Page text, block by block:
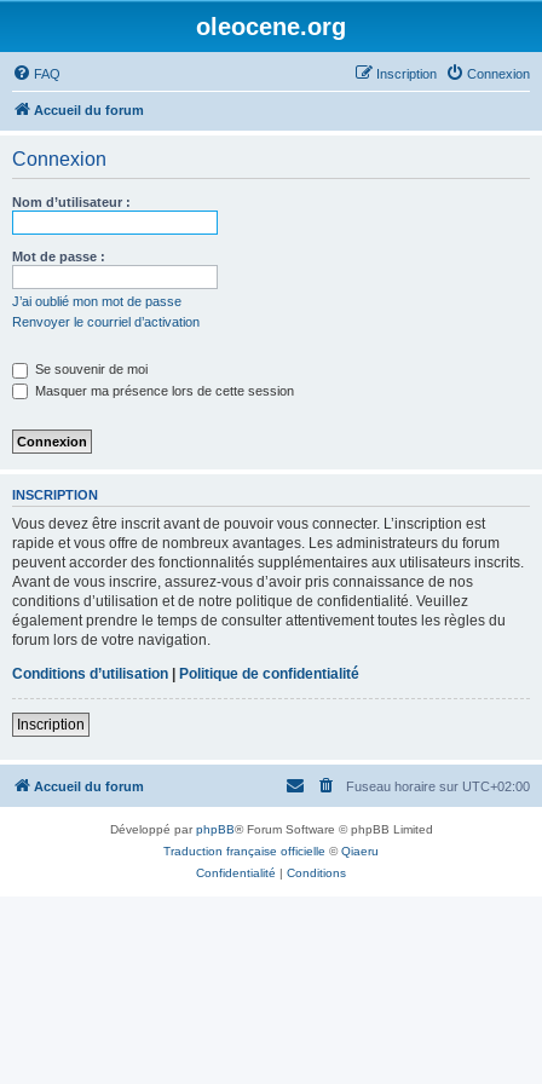
oleocene.org
FAQ Connexion
Inscription
Accueil du forum
Connexion
Nom d’utilisateur :
Mot de passe :
J’ai oublié mon mot de passe
Renvoyer le courriel d’activation
Se souvenir de moi
Masquer ma présence lors de cette session
INSCRIPTION
Vous devez être inscrit avant de pouvoir vous connecter. L’inscription est
rapide et vous offre de nombreux avantages. Les administrateurs du forum
peuvent accorder des fonctionnalités supplémentaires aux utilisateurs inscrits.
Avant de vous inscrire, assurez-vous d’avoir pris connaissance de nos
conditions d’utilisation et de notre politique de confidentialité. Veuillez
également prendre le temps de consulter attentivement toutes les règles du
forum lors de votre navigation.
Conditions d’utilisation | Politique de confidentialité
Inscription
Accueil du forum Fuseau horaire sur UTC+02:00
Développé parphpBB® Forum Software © phpBB Limited
Traduction française officielle ©Qiaeru
Confidentialité | Conditions